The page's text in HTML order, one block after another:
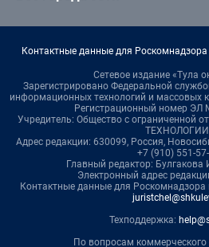
Контактные данные для Роскомнадзора
Сетевое издание «Тула
Зарегистрировано Федеральной
информационных технологий и массовых
Регистрационный номер
Учредитель: Общество с ограниченной
Адрес редакции: 630099, Россия,
+7 (910) 551-
Главный редактор: Булгакова
Электронный адрес
Контактные данные для Роскомнадзора
Техподдержка:
По вопросам коммерческого